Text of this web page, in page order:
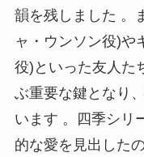
韻を残しました 。
ャ・ウンソン役)や
役)といった友人た
ぶ重要な鍵となり
います 。四季シリ
的な愛を見出した